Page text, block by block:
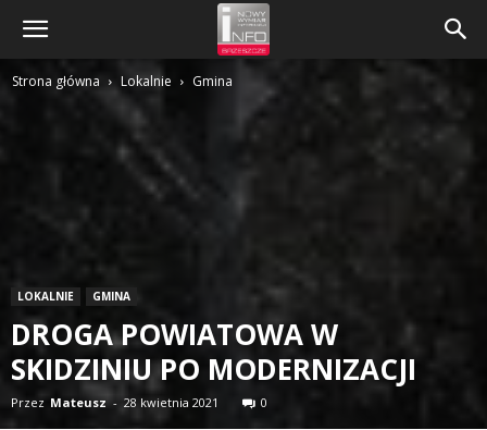
Strona główna Lokalnie Gmina
LOKALNIE GMINA
DROGA POWIATOWA W
SKIDZINIU PO MODERNIZACJI
Przez Mateusz - 28 kwietnia 2021 0